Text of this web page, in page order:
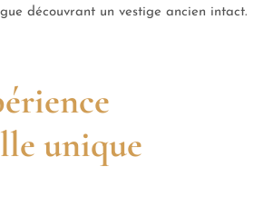
découvrant un vestige ancien intact.
unique